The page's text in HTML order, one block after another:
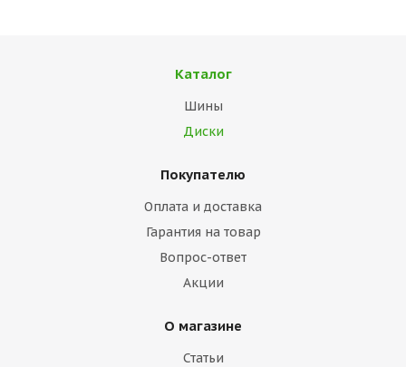
Каталог
Шины
Диски
Покупателю
Оплата и доставка
Гарантия на товар
Вопрос-ответ
Акции
О магазине
Статьи